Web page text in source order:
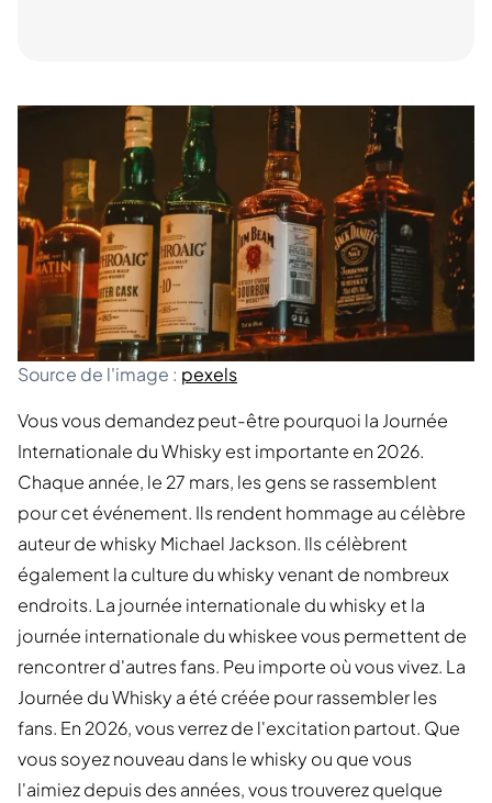
Source de l'image : pexels
Vous vous demandez peut-être pourquoi la Journée
Internationale du Whisky est importante en 2026.
Chaque année, le 27 mars, les gens se rassemblent
pour cet événement. Ils rendent hommage au célèbre
auteur de whisky Michael Jackson. Ils célèbrent
également la culture du whisky venant de nombreux
endroits. La journée internationale du whisky et la
journée internationale du whiskee vous permettent de
rencontrer d'autres fans. Peu importe où vous vivez. La
Journée du Whisky a été créée pour rassembler les
fans. En 2026, vous verrez de l'excitation partout. Que
vous soyez nouveau dans le whisky ou que vous
l'aimiez depuis des années, vous trouverez quelque